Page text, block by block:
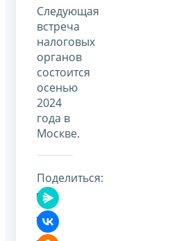
Следующая
встреча
налоговых
органов
состоится
осенью
2024
года в
Москве.
Поделиться: